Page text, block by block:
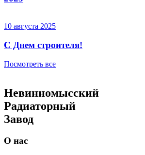
10 августа 2025
C Днем строителя!
Посмотреть все
Невинномысский
Радиаторный
Завод
О нас